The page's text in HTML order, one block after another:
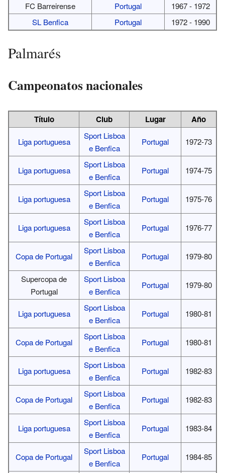
FC Barreirense Portugal
1967 - 1972
SL Benfica
Portugal 1972 - 1990
Palmarés
Campeonatos nacionales
Título Club Lugar Año
Liga portuguesa
Sport Lisboa
e Benfica
Portugal 1972-73
Liga portuguesa
Sport Lisboa
e Benfica
Portugal 1974-75
Liga portuguesa
Sport Lisboa
e Benfica
Portugal 1975-76
Liga portuguesa
Sport Lisboa
e Benfica
Portugal 1976-77
Copa de Portugal
Sport Lisboa
e Benfica
Portugal 1979-80
Supercopa de
Portugal
Sport Lisboa
e Benfica
Portugal 1979-80
Liga portuguesa
Sport Lisboa
e Benfica
Portugal 1980-81
Copa de Portugal
Sport Lisboa
e Benfica
Portugal 1980-81
Liga portuguesa
Sport Lisboa
e Benfica
Portugal 1982-83
Copa de Portugal
Sport Lisboa
e Benfica
Portugal 1982-83
Liga portuguesa
Sport Lisboa
e Benfica
Portugal 1983-84
Copa de Portugal
Sport Lisboa
e Benfica
Portugal 1984-85